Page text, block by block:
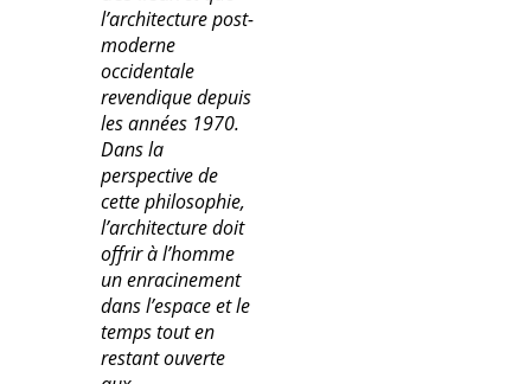
l’architecture post-
moderne
occidentale
revendique depuis
les années 1970.
Dans la
perspective de
cette philosophie,
l’architecture doit
offrir à l’homme
un enracinement
dans l’espace et le
temps tout en
restant ouverte